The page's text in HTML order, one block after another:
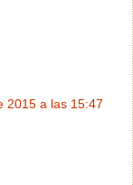
2015 a las 15:47